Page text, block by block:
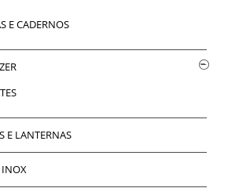
E CADERNOS
E LANTERNAS
INOX